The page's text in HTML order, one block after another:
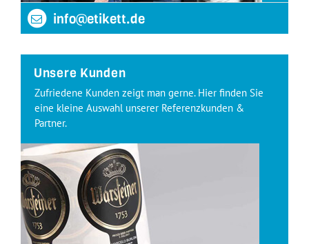
info@etikett.de
Unsere Kunden
Zufriedene Kunden zeigt man gerne. Hier finden Sie
eine kleine Auswahl unserer Referenzkunden &
Partner.